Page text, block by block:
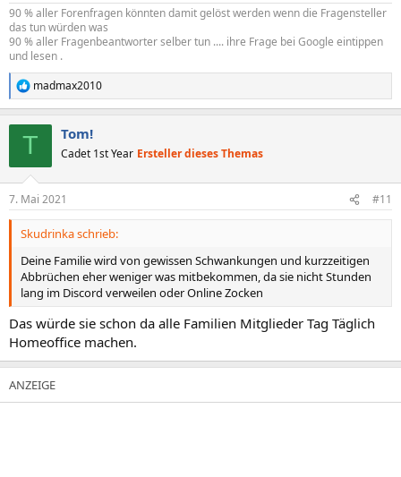
90 % aller Forenfragen könnten damit gelöst werden wenn die Fragensteller
das tun würden was
90 % aller Fragenbeantworter selber tun .... ihre Frage bei Google eintippen
und lesen .
R
e
e
n
madmax2010
T Tom!
Cadet 1st Year Ersteller dieses Themas
7. Mai 2021 #11
Skudrinka schrieb:
Deine Familie wird von gewissen Schwankungen und kurzzeitigen
Abbrüchen eher weniger was mitbekommen, da sie nicht Stunden
lang im Discord verweilen oder Online Zocken
Das würde sie schon da alle Familien Mitglieder Tag Täglich
Homeoffice machen.